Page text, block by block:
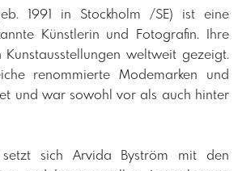
1991 in Stockholm /SE) ist eine
Künstlerin und Fotografin. Ihre
weltweit gezeigt.
renommierte Modemarken und
und war sowohl vor als auch hinter
sich Arvida Byström mit den